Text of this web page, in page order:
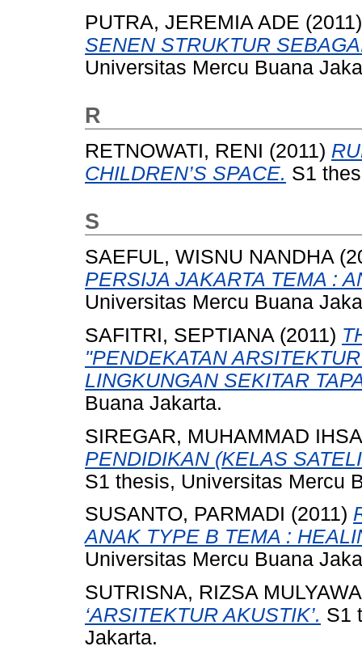
PUTRA, JEREMIA ADE
SENEN STRUKTUR
Universitas Mercu Buana
R
RETNOWATI, RENI (2011)
CHILDREN’S SPACE. S1
S
SAEFUL, WISNU NANDHA
PERSIJA JAKARTA TEMA :
Universitas Mercu Buana
SAFITRI, SEPTIANA (2011)
"PENDEKATAN
LINGKUNGAN SEKITAR
Buana Jakarta.
SIREGAR, MUHAMMAD
PENDIDIKAN (KELAS
S1 thesis, Universitas Mercu
SUSANTO, PARMADI (2011)
ANAK TYPE B TEMA :
Universitas Mercu Buana
SUTRISNA, RIZSA
‘ARSITEKTUR AKUSTIK’. S1
Jakarta.